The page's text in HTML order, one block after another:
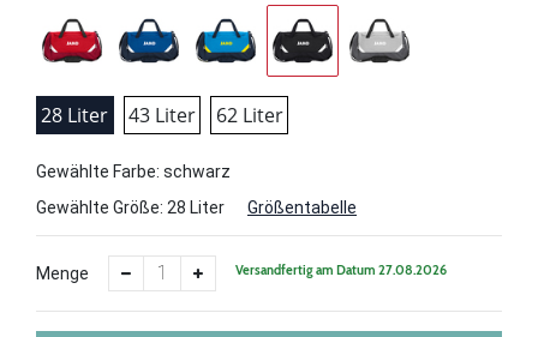
28 Liter 43 Liter 62 Liter
Gewählte Farbe: schwarz
Gewählte Größe: 28 Liter Größentabelle
Menge Versandfertig am Datum 27.08.2026